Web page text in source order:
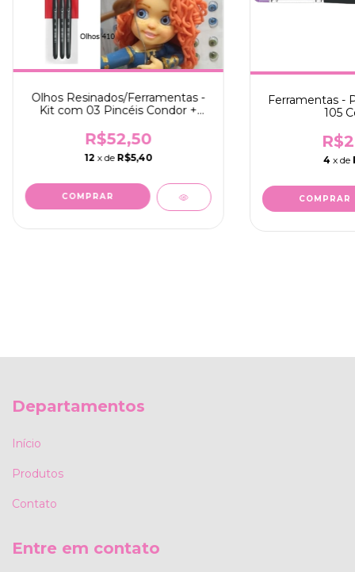
Olhos Resinados/Ferramentas -
Kit com 03 Pincéis Condor +
R$52,50
12 x de R$5,40
Ferramentas -
105
4 x de
Departamentos
Início
Produtos
Contato
Entre em contato